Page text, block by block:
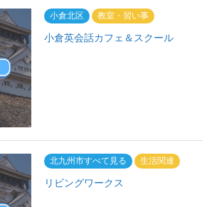
小倉北区 教室・習い事
小倉英会話カフェ＆スクール
北九州市すべて見る 生活関連
リビングワークス